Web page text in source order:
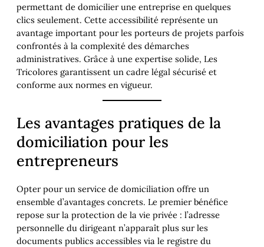
permettant de domicilier une entreprise en quelques
clics seulement. Cette accessibilité représente un
avantage important pour les porteurs de projets parfois
confrontés à la complexité des démarches
administratives. Grâce à une expertise solide, Les
Tricolores garantissent un cadre légal sécurisé et
conforme aux normes en vigueur.
Les avantages pratiques de la
domiciliation pour les
entrepreneurs
Opter pour un service de domiciliation offre un
ensemble d’avantages concrets. Le premier bénéfice
repose sur la protection de la vie privée : l’adresse
personnelle du dirigeant n’apparaît plus sur les
documents publics accessibles via le registre du